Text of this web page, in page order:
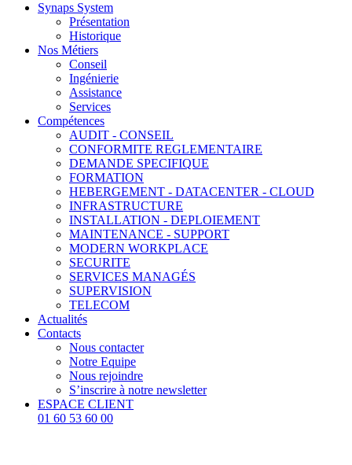
Synaps System
Présentation
Historique
Nos Métiers
Conseil
Ingénierie
Assistance
Services
Compétences
AUDIT - CONSEIL
CONFORMITE REGLEMENTAIRE
DEMANDE SPECIFIQUE
FORMATION
HEBERGEMENT - DATACENTER - CLOUD
INFRASTRUCTURE
INSTALLATION - DEPLOIEMENT
MAINTENANCE - SUPPORT
MODERN WORKPLACE
SECURITE
SERVICES MANAGÉS
SUPERVISION
TELECOM
Actualités
Contacts
Nous contacter
Notre Equipe
Nous rejoindre
S’inscrire à notre newsletter
ESPACE CLIENT
01 60 53 60 00